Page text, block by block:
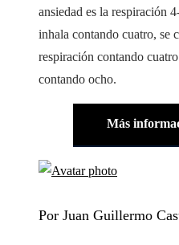
ansiedad es la respiración
inhala contando cuatro, se
respiración contando
contando ocho.
Más
Por Juan Guillermo